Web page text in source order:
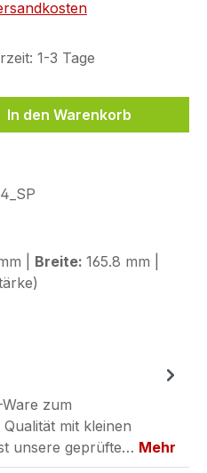
1-3 Tage
den
In den Warenkorb
| Breite: 165.8 mm |
zum
mit kleinen
unsere geprüfte… Mehr